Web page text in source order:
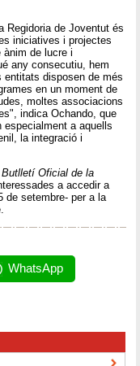
Regidoria de Joventut és
iniciatives i projectes
de lucre i
any consecutiu, hem
entitats disposen de més
en un moment de
moltes associacions
indica Ochando, que
a aquells
la integració i
Butlletí Oficial de la
a accedir a
de setembre- per a la
WhatsApp